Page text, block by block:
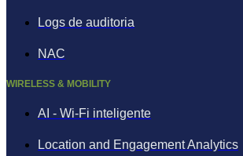
Logs de auditoria
NAC
WIRELESS & MOBILITY
AI - Wi-Fi inteligente
Location and Engagement Analytics